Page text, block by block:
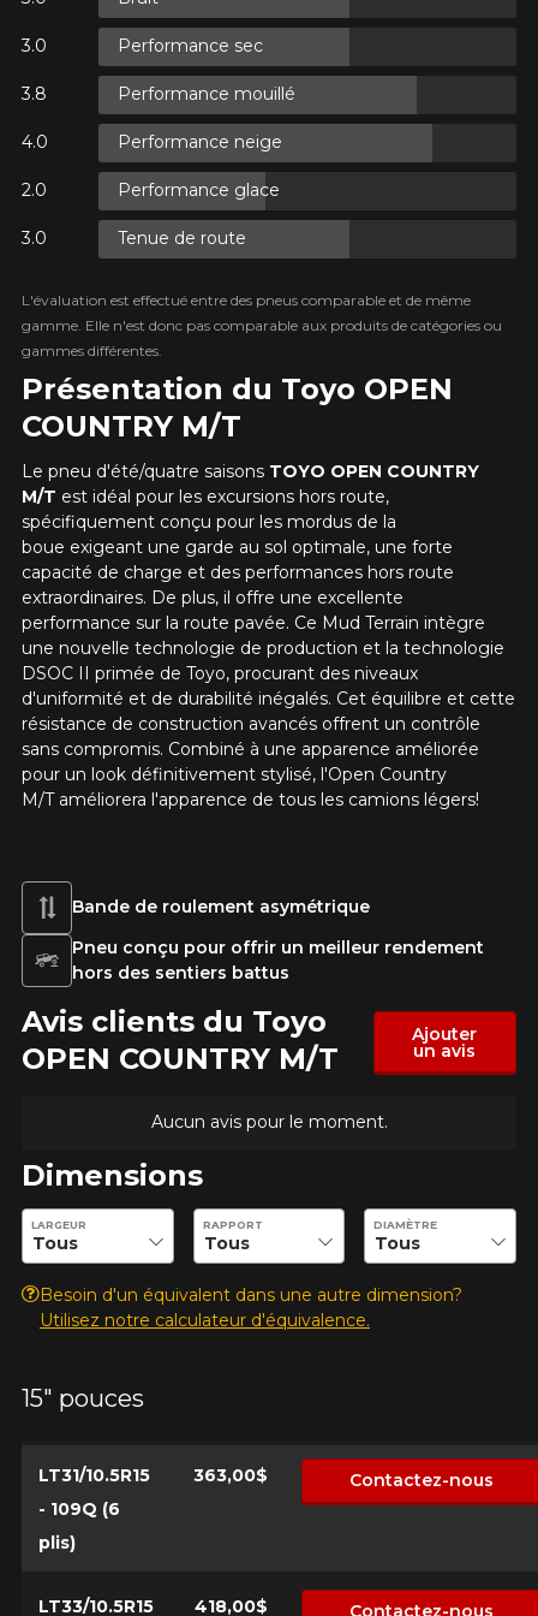
Présentation du Toyo OPEN
COUNTRY M/T
Le pneu d'été/quatre saisons TOYO OPEN COUNTRY
M/T est idéal pour les excursions hors route,
spécifiquement conçu pour les mordus de la
boue exigeant une garde au sol optimale, une forte
capacité de charge et des performances hors route
extraordinaires. De plus, il offre une excellente
performance sur la route pavée. Ce Mud Terrain intègre
une nouvelle technologie de production et la technologie
DSOC II primée de Toyo, procurant des niveaux
d'uniformité et de durabilité inégalés. Cet équilibre et cette
résistance de construction avancés offrent un contrôle
sans compromis. Combiné à une apparence améliorée
pour un look définitivement stylisé, l'Open Country
M/T améliorera l'apparence de tous les camions légers!
Performance sec
Performance mouillé
Performance neige
Performance glace
Tenue de route
L'évaluation est effectué entre des pneus comparable et de même
gamme. Elle n'est donc pas comparable aux produits de catégories ou
gammes différentes.
Bande de roulement asymétrique
Pneu conçu pour offrir un meilleur rendement
hors des sentiers battus
Avis clients du Toyo
OPEN COUNTRY M/T
Ajouter
un avis
Aucun avis pour le moment.
Dimensions
Entrez les dimensions souhaitées pour vérifier la disponibilité
LARGEUR RAPPORT DIAMÈTRE
Besoin d'un équivalent dans une autre dimension?
Utilisez notre calculateur d'équivalence.
15" pouces
LT31/10.5R15
- 109Q (6
plis)
363,00$ Contactez-nous
LT33/10.5R15 418,00$ Contactez-nous